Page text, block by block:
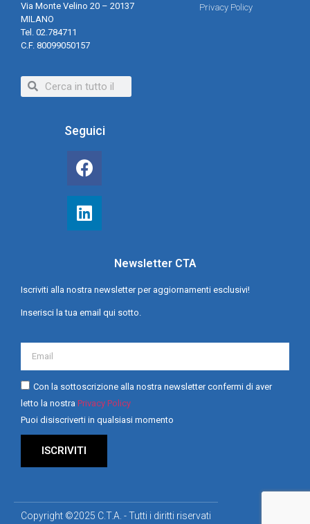
Via Monte Velino 20 – 20137
MILANO
Tel. 02.784711
C.F. 80099050157
Privacy Policy
Seguici
Newsletter CTA
Iscriviti alla nostra newsletter per aggiornamenti esclusivi!
Inserisci la tua email qui sotto.
Con la sottoscrizione alla nostra newsletter confermi di aver
letto la nostra Privacy Policy
Puoi disiscriverti in qualsiasi momento
ISCRIVITI
Copyright ©2025 C.T.A. - Tutti i diritti riservati